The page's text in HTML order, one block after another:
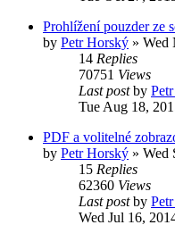
Prohlížení pouzder ze
by Petr Horský » Wed
14 Replies
70751 Views
Last postby
Tue Aug 18,
PDF a volitelné
by Petr Horský » Wed
15 Replies
62360 Views
Last postby
Wed Jul 16,